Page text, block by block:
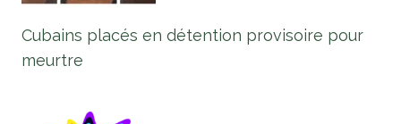
Cubains placés en détention provisoire pour
meurtre